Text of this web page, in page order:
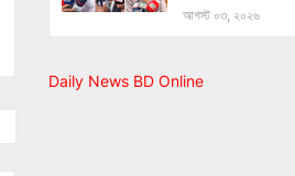
আগস্ট ০৩, ২০২৬
Daily News BD Online